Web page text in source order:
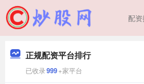
正规配资平台排行
已收录999+家平台